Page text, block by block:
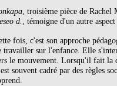
, troisième pièce de Rachel
d.
, témoigne d'un autre
fois, c'est son approche
travailler sur l'enfance. Elle
le mouvement. Lorsqu'il fait la
souvent cadré par des règles